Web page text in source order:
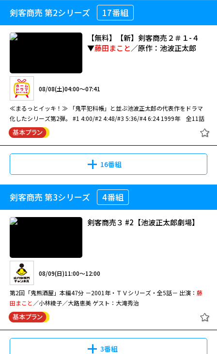
剣客商売 第2シリーズ 17番組
【無料】【新】剣客商売２＃１-４
▼藤田まこと／原作：池波正太郎
08/08(土)04:00～07:41
≪まるっとイッキ！≫ 「鬼平犯科帳」と並ぶ池波正太郎の代表作をドラマ
化したシリーズ第2弾。 #1 4:00/#2 4:48/#3 5:36/#4 6:24 1999年 全11話
16番組
剣客商売 第3シリーズ 4番組
剣客商売３ #2【池波正太郎劇場】
08/09(日)11:00～12:00
第2回「鬼熊酒屋」本編47分 －2001年・ＴＶシリーズ・全5話－ 出演： 藤
田まこと ／小林綾子／大路恵美 ゲスト：大滝秀治
3番組